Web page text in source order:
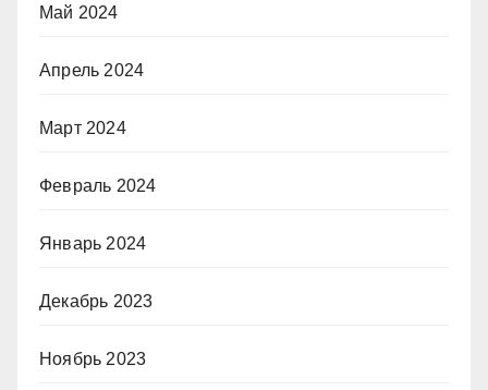
Май 2024
Апрель 2024
Март 2024
Февраль 2024
Январь 2024
Декабрь 2023
Ноябрь 2023